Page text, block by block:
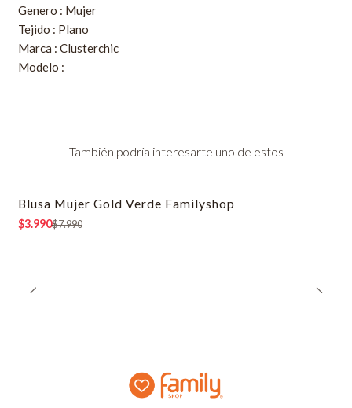
Genero : Mujer
Tejido : Plano
Marca : Clusterchic
Modelo :
También podría interesarte uno de estos
-50% OFF
Blusa Mujer Gold Verde Familyshop
$3.990$7.990